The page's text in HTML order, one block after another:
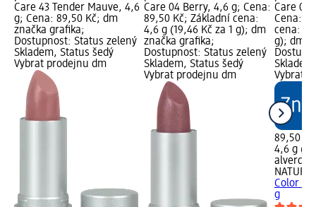
Care 43 Tender Mauve, 4,6
g; Cena: 89,50 Kč; dm
značka grafika;
Dostupnost: Status zelený
Skladem, Status šedý
Vybrat prodejnu dm
Care 04 Berry, 4,6 g; Cena:
89,50 Kč; Základní cena:
4,6 g (19,46 Kč za 1 g); dm
značka grafika;
Dostupnost: Status zelený
Skladem, Status šedý
Vybrat prodejnu dm
Care 08
Cena:
cena:
g); dm
Vybrat
89,50 Kč
4,6 g
alverde
Color &
g